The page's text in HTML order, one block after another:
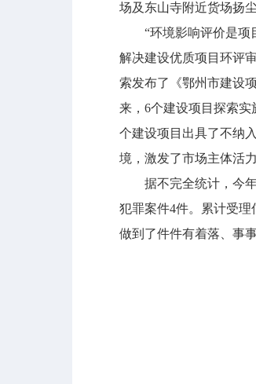
场及东山寺附近货场扬
“环境影响评价是项目
解决建设优质项目环评
索发布了《鄂州市建设
来，6个建设项目探索实
个建设项目出具了不纳
境，激发了市场主体活力
据不完全统计，今年
犯罪案件4件。累计受理
做到了件件有着落、事事